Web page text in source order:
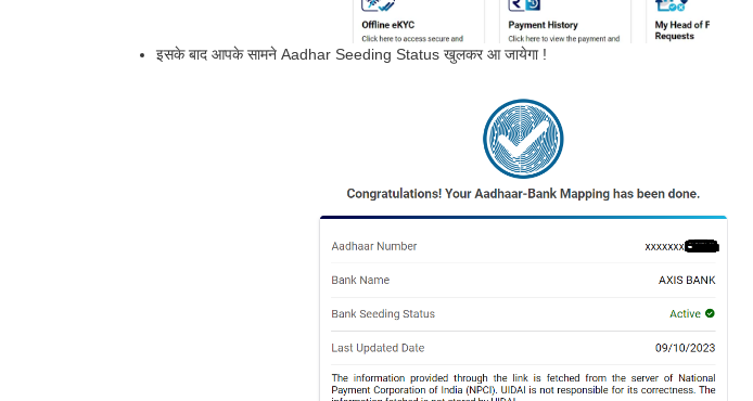
इसके बाद आपके सामने Aadhar Seeding Status खुलकर आ जायेगा !